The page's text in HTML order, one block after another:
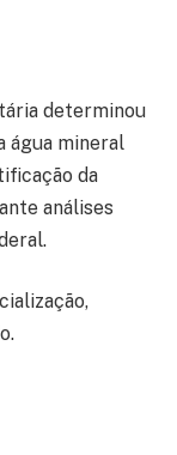
determinou
água mineral
da
análises